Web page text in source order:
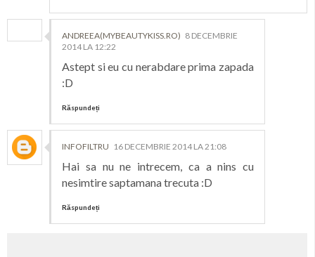
ANDREEA(MYBEAUTYKISS.RO) 8 DECEMBRIE
2014 LA 12:22
Astept si eu cu nerabdare prima zapada
:D
Răspundeți
INFOFILTRU 16 DECEMBRIE 2014 LA 21:08
Hai sa nu ne intrecem, ca a nins cu
nesimtire saptamana trecuta :D
Răspundeți